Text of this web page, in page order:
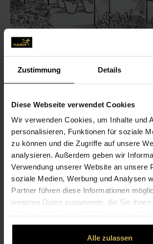
Zustimmung Details
Diese Webseite verwendet Cookies
Wir verwenden Cookies, um Inhalte und
personalisieren, Funktionen für soziale
zu können und die Zugriffe auf unsere
analysieren. Außerdem geben wir
Verwendung unserer Website an unsere
soziale Medien, Werbung und Analysen
Partner führen diese Informationen
weiteren Daten zusammen, die Sie
gesammelt haben.
Alle zulassen
KONTAKT
Blumen Paul
Schulke Jan-Paul
Schinderdam 1
24960 Glücksburg
04631-40 69 10
info@blumenpaul.de